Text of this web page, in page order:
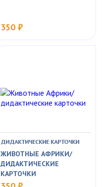
350 ₽
ДИДАКТИЧЕСКИЕ КАРТОЧКИ
ЖИВОТНЫЕ АФРИКИ/
ДИДАКТИЧЕСКИЕ
КАРТОЧКИ